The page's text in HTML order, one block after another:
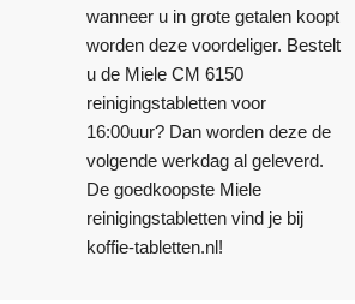
wanneer u in grote getalen koopt
worden deze voordeliger. Bestelt
u de Miele CM 6150
reinigingstabletten voor
16:00uur? Dan worden deze de
volgende werkdag al geleverd.
De goedkoopste Miele
reinigingstabletten vind je bij
koffie-tabletten.nl!